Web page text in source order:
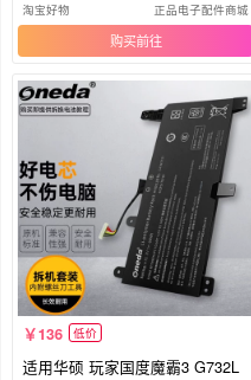
淘宝好物 正品电子配件商城
购买
136 低价
适用华硕 玩家国度魔霸3 G732L